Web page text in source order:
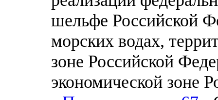
шельфе Российской
морских водах,
зоне Российской
экономической зоне